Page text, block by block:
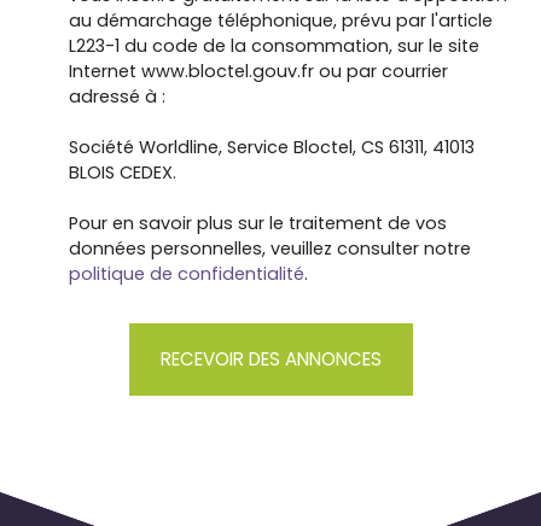
Eurométropole • Transaction sur immeubles et
fonds de commerce • Non détention de fonds •
Mandat n° 556 • Honoraires à la charge exclusive
du vendeur.
au démarchage téléphonique, prévu par l'article
L223-1 du code de la consommation, sur le site
Internet www.bloctel.gouv.fr ou par courrier
adressé à :
Société Worldline, Service Bloctel, CS 61311, 41013
BLOIS CEDEX.
Pour en savoir plus sur le traitement de vos
données personnelles, veuillez consulter notre
politique de confidentialité.
RECEVOIR DES ANNONCES